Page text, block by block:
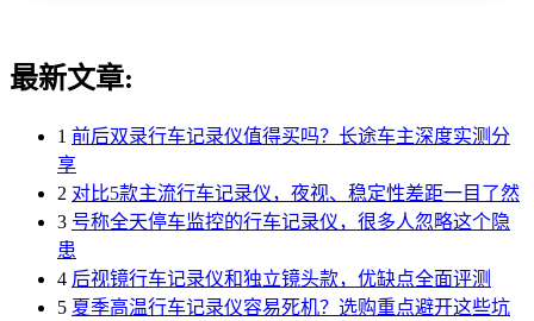
最新文章:
1 前后双录行车记录仪值得买吗？长途车主深度实测分
享
2 对比5款主流行车记录仪，夜视、稳定性差距一目了然
3 号称全天停车监控的行车记录仪，很多人忽略这个隐
患
4 后视镜行车记录仪和独立镜头款，优缺点全面评测
5 夏季高温行车记录仪容易死机？选购重点避开这些坑